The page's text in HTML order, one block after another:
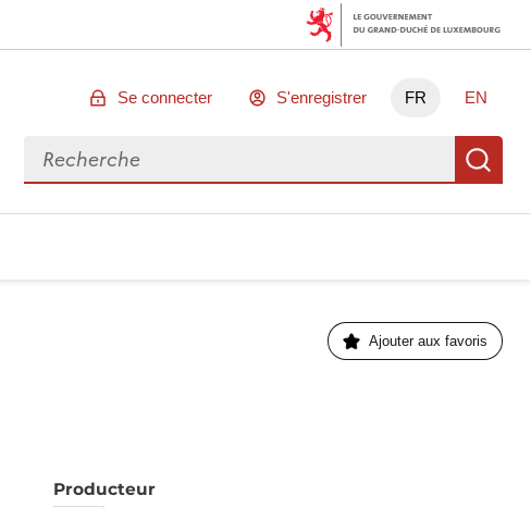
Se connecter S'enregistrer FR EN
Rechercher des données
Ajouter aux favoris
Producteur